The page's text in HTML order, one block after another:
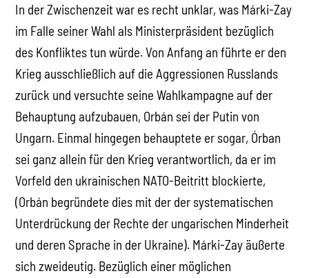
In der Zwischenzeit war es recht unklar, was Márki-Zay
im Falle seiner Wahl als Ministerpräsident bezüglich
des Konfliktes tun würde. Von Anfang an führte er den
Krieg ausschließlich auf die Aggressionen Russlands
zurück und versuchte seine Wahlkampagne auf der
Behauptung aufzubauen, Orbán sei der Putin von
Ungarn. Einmal hingegen behauptete er sogar, Órban
sei ganz allein für den Krieg verantwortlich, da er im
Vorfeld den ukrainischen NATO-Beitritt blockierte,
(Orbán begründete dies mit der der systematischen
Unterdrückung der Rechte der ungarischen Minderheit
und deren Sprache in der Ukraine). Márki-Zay äußerte
sich zweideutig. Bezüglich einer möglichen